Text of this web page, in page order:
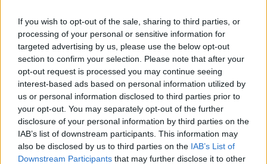
If you wish to opt-out of the sale, sharing to third parties, or
processing of your personal or sensitive information for
targeted advertising by us, please use the below opt-out
section to confirm your selection. Please note that after your
opt-out request is processed you may continue seeing
interest-based ads based on personal information utilized by
us or personal information disclosed to third parties prior to
your opt-out. You may separately opt-out of the further
disclosure of your personal information by third parties on the
IAB’s list of downstream participants. This information may
also be disclosed by us to third parties on the IAB’s List of
Downstream Participants that may further disclose it to other
να διοργανώνονται εκδηλώσεις αμιγώς
περιβαλλοντικού ενδιαφέροντος,
λαμβάνοντας υπόψη την αρχιτεκτονική, την
αισθητική και τον χαρακτήρα του ακινήτου.
Παράλληλα το Πράσινο Ταμείο κατά τη
συνεδρίαση αυτής της εβδομάδας
αποφάσισε εντάξεις και πληρωμές έργων
δήμων, καθώς και την εκ νέου πληρωμή
λογαριασμών Σχεδίων Βιώσιμης Αστικής